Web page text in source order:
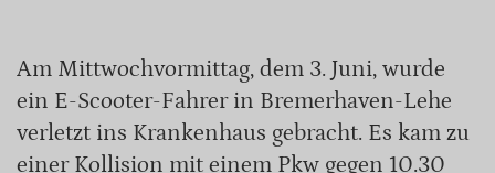
Am Mittwochvormittag, dem 3. Juni, wurde
ein E-Scooter-Fahrer in Bremerhaven-Lehe
verletzt ins Krankenhaus gebracht. Es kam zu
einer Kollision mit einem Pkw gegen 10.30